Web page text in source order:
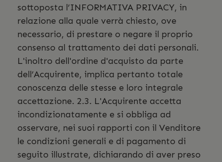
sottoposta l’INFORMATIVA PRIVACY, in
relazione alla quale verrà chiesto, ove
necessario, di prestare o negare il proprio
consenso al trattamento dei dati personali.
L'inoltro dell'ordine d'acquisto da parte
dell’Acquirente, implica pertanto totale
conoscenza delle stesse e loro integrale
accettazione. 2.3. L'Acquirente accetta
incondizionatamente e si obbliga ad
osservare, nei suoi rapporti con il Venditore
le condizioni generali e di pagamento di
seguito illustrate, dichiarando di aver preso